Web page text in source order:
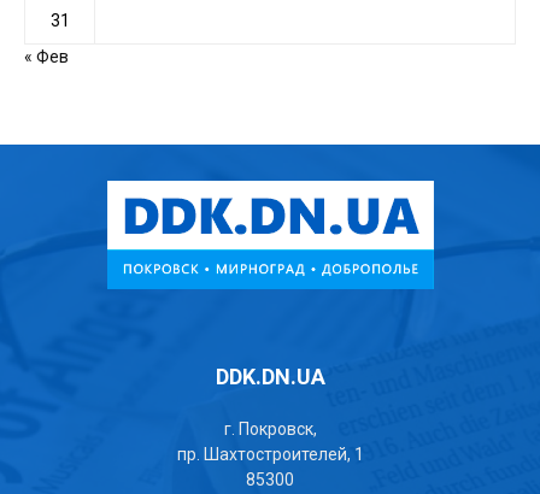
31
« Фев
DDK.DN.UA
г. Покровск,
пр. Шахтостроителей, 1
85300